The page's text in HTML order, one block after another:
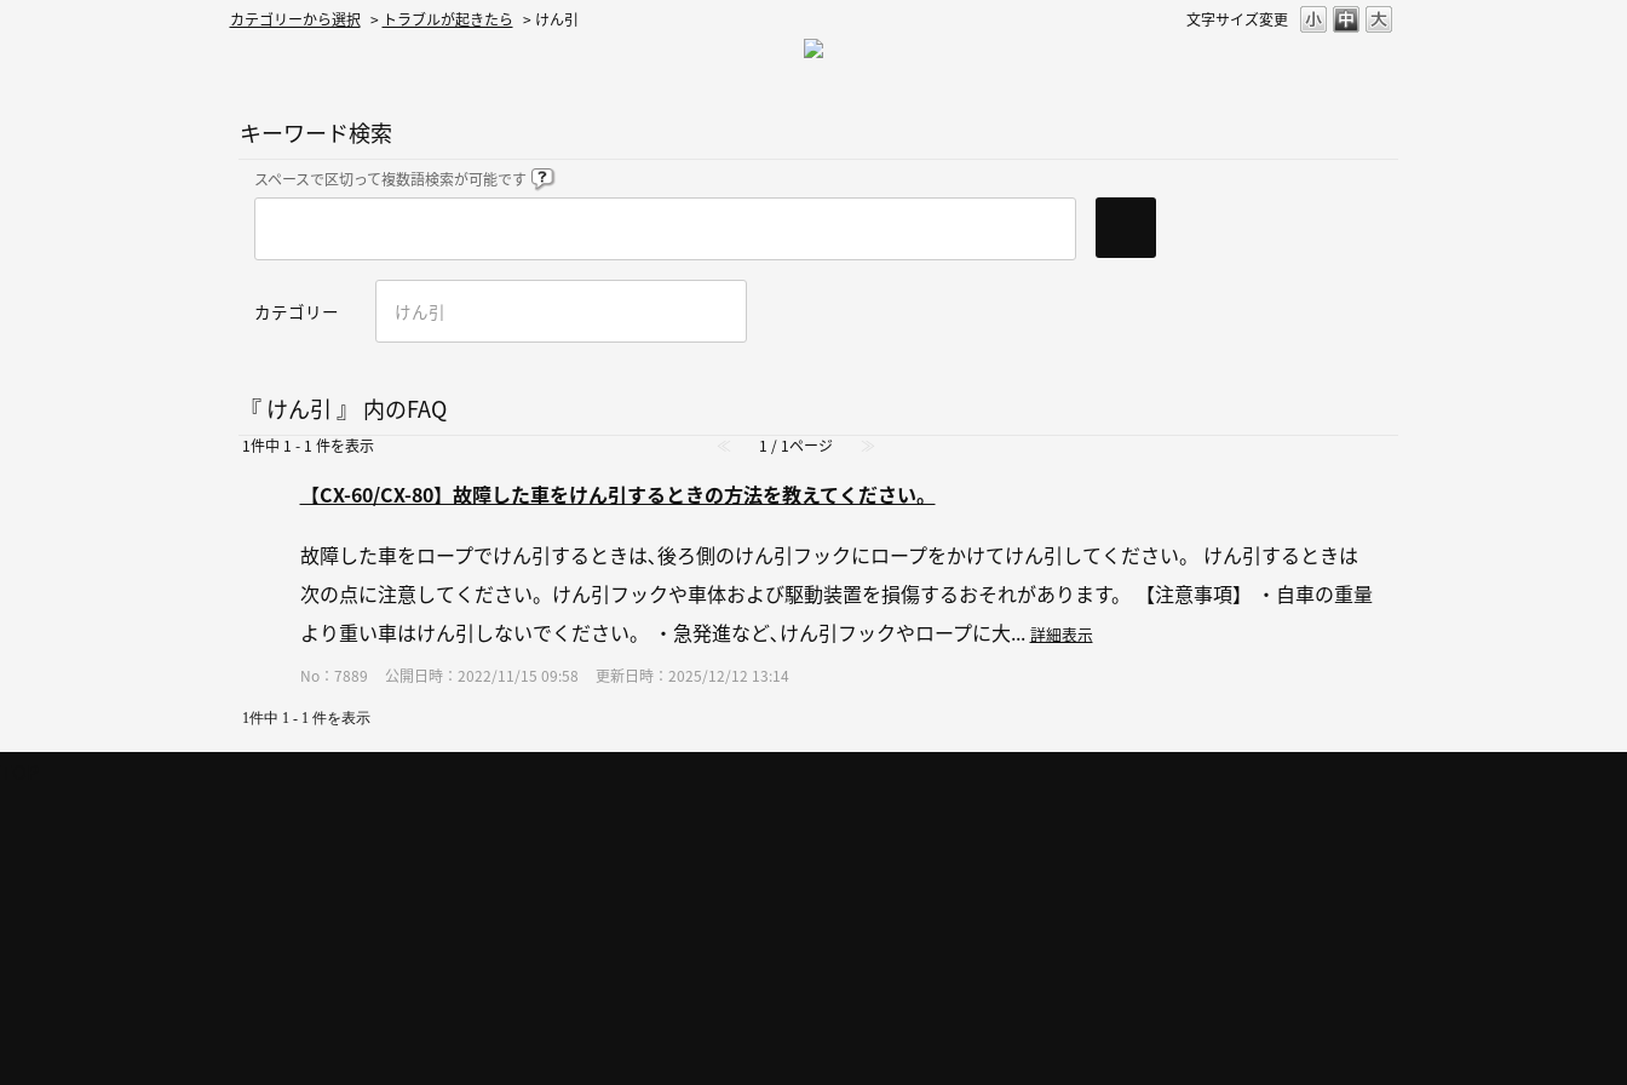
文字サイズ変更
カテゴリーから選択 > トラブルが起きたら > けん引
キーワード検索
スペースで区切って複数語検索が可能です
カテゴリー
『 けん引 』 内のFAQ
1件中 1 - 1 件を表示 1 / 1ページ
【CX-60/CX-80】故障した車をけん引するときの方法を教えてください。
故障した⾞をロープでけん引するときは､後ろ側のけん引フックにロープをかけてけん引してください。 けん引するときは
次の点に注意してください。けん引フックや⾞体および駆動装置を損傷するおそれがあります。 【注意事項】 ・⾃⾞の重量
より重い⾞はけん引しないでください。 ・急発進など､けん引フックやロープに⼤... 詳細表示
No：7889 公開日時：2022/11/15 09:58 更新日時：2025/12/12 13:14
1件中 1 - 1 件を表示